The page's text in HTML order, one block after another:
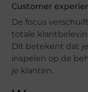
Customer
De focus
totale
Dit betekent dat
inspelen op de
je klanten.